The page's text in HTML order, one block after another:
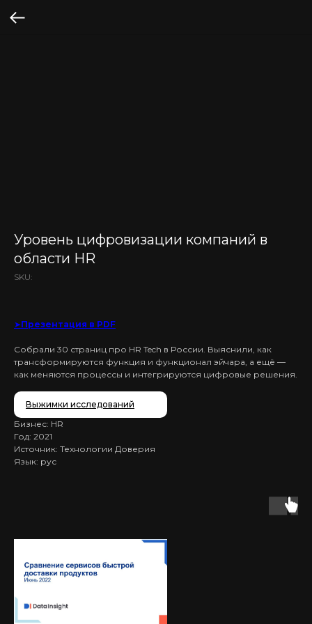
Уровень цифровизации компаний в
области HR
SKU:
➤Презентация в PDF
Собрали 30 страниц про HR Tech в России. Выяснили, как
трансформируются функция и функционал эйчара, а ещё —
как меняются процессы и интегрируются цифровые решения.
Выжимки исследований
Бизнес: HR
Год: 2021
Источник: Технологии Доверия
Язык: рус